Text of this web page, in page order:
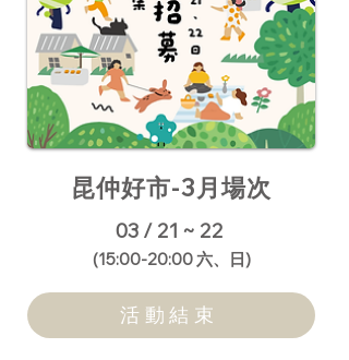
昆仲好市-3月場次
03 / 21 ~ 22
​(15:00-20:00 六、日)
活動結束